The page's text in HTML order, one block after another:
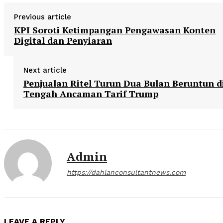
Previous article
KPI Soroti Ketimpangan Pengawasan Konten
Digital dan Penyiaran
Next article
Penjualan Ritel Turun Dua Bulan Beruntun
Tengah Ancaman Tarif Trump
Admin
https://dahlanconsultantnews.com